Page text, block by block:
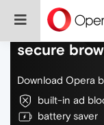
Do more on
secure
Download Opera
built-in ad
battery saver